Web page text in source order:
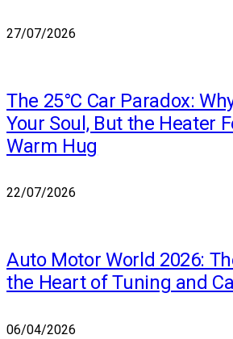
27/07/2026
The 25°C Car Paradox:
Your Soul, But the Heater
Warm Hug
22/07/2026
Auto Motor World 2026:
the Heart of Tuning and
06/04/2026